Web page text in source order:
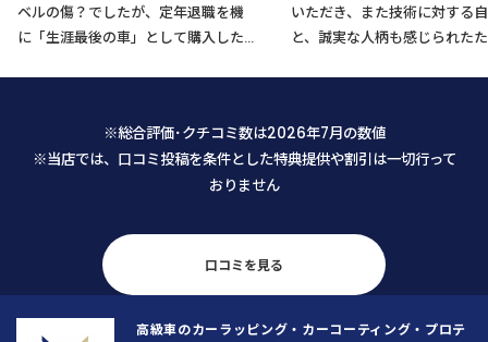
ベルの傷？でしたが、定年退職を機
に「生涯最後の車」として購入した
い内容にもかかわらず代表の馬場さ
んから迅速かつ丁寧な返信を頂戴
し、まずそこで安心致しました。 予
気にし、何にこだわっているのか」
を正確に把握するために、本当に誠
実に話を聞いてくださいました。
いただき、また技術に対する
と、誠実な人柄も感じられた
の乗車が楽しくなりそうです。
※総合評価･クチコミ数は2026年7月の数値
※当店では、口コミ投稿を条件とした特典提供や割引は一切行って
おりません
口コミを見る
高級車のカーラッピング・カーコーティング・プロテ